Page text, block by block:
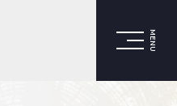
MENU